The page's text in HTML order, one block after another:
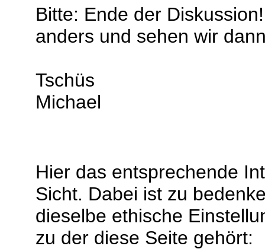
Bitte: Ende der
anders und sehen wir
Tschüs
Michael
Hier das entsprechende
Sicht. Dabei ist zu
dieselbe ethische
zu der diese Seite gehört: